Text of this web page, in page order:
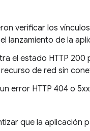
verificar los
lanzamiento de la
el estado HTTP 200
de red sin
error HTTP 404 o
que la aplicación